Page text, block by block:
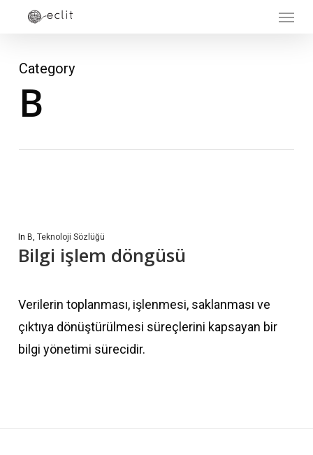
content
Category
B
In B, Teknoloji Sözlüğü
Bilgi işlem döngüsü
Verilerin toplanması, işlenmesi, saklanması ve
çıktıya dönüştürülmesi süreçlerini kapsayan bir
bilgi yönetimi sürecidir.